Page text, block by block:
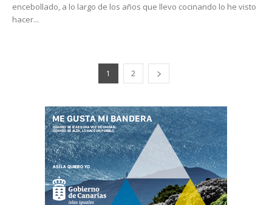
encebollado, a lo largo de los años que llevo cocinando lo he visto
hacer...
1 2